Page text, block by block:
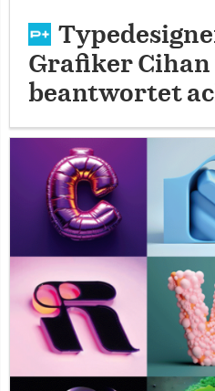
Grafiker Cihan
beantwortet